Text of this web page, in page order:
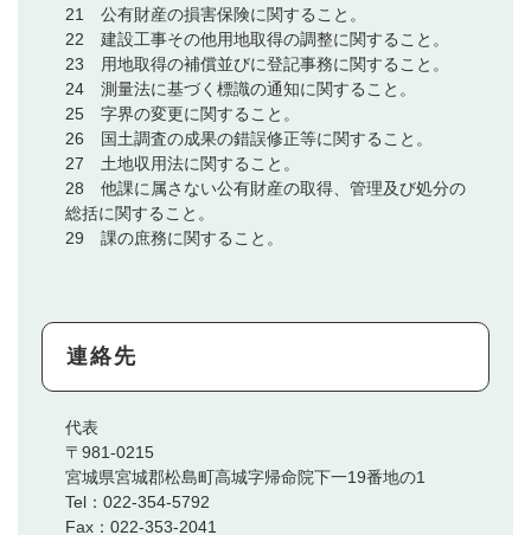
21 公有財産の損害保険に関すること。
22 建設工事その他用地取得の調整に関すること。
23 用地取得の補償並びに登記事務に関すること。
24 測量法に基づく標識の通知に関すること。
25 字界の変更に関すること。
26 国土調査の成果の錯誤修正等に関すること。
27 土地収用法に関すること。
28 他課に属さない公有財産の取得、管理及び処分の
総括に関すること。
29 課の庶務に関すること。
連絡先
代表
〒981-0215
宮城県宮城郡松島町高城字帰命院下一19番地の1
Tel：022-354-5792
Fax：022-353-2041